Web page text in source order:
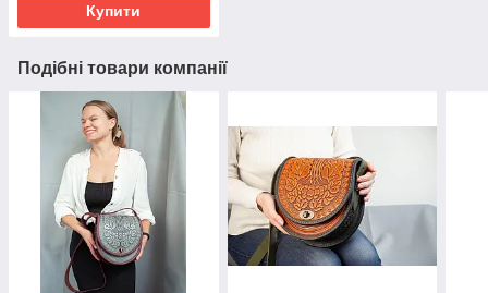
Купити
Подібні товари компанії